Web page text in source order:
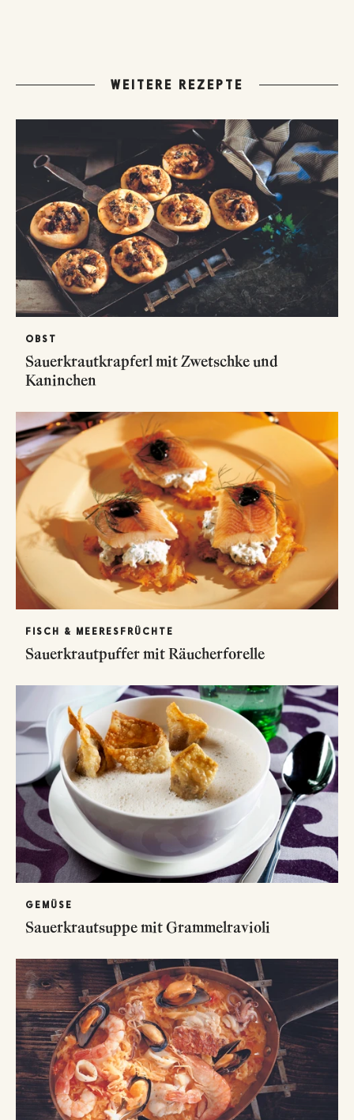
WEITERE REZEPTE
OBST
Sauerkrautkrapferl mit Zwetschke und
Kaninchen
FISCH & MEERESFRÜCHTE
Sauerkrautpuffer mit Räucherforelle
GEMÜSE
Sauerkrautsuppe mit Grammelravioli